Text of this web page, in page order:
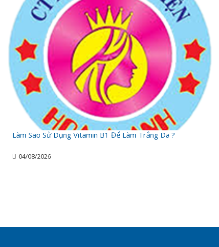
Làm Sao Sử Dụng Vitamin B1 Để Làm Trắng Da ?
04/08/2026